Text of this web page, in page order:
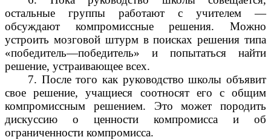
остальные группы работают с учителем —
обсуждают компромиссные решения. Можно
устроить мозговой штурм в поисках решения типа
«победитель—победитель» и попытаться найти
решение, устраивающее всех.
7. После того как руководство школы объявит
свое решение, учащиеся соотносят его с общим
компромиссным решением. Это может породить
дискуссию о ценности компромисса и об
ограниченности компромисса.